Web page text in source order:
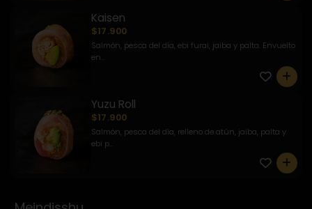
Kaisen
$17.900
Salmón, pesca del día, ebi furai, jaiba y palta. Envuelto
en...
0
Yuzu Roll
$17.900
Salmón, pesca del día, relleno de atún, jaiba, palta y
ebi p...
0